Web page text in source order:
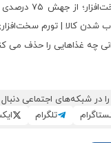
شوک به بازار
شدن کالا | تورم
چه غذاهایی را حذف می
را در شبکه‌های اجتماعی
تلگرام